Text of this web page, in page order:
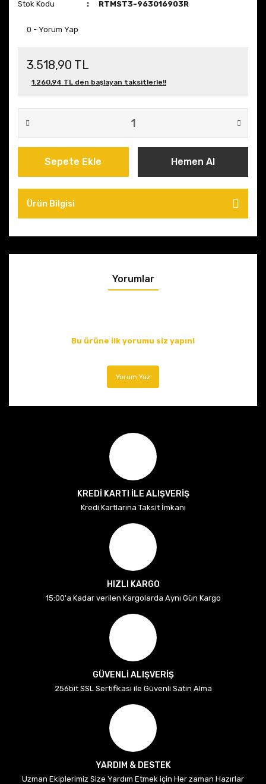
Stok Kodu
RTMST3-963016903R
0 - Yorum Yap
3.518,90 TL
1.260,94 TL den başlayan taksitlerle!!
Sepete Ekle Hemen Al
Ürün Bilgisi
Yorumlar
Bu ürüne ilk yorumu siz yapın!
Yorum Yaz
KREDİ KARTI İLE ALIŞVERİŞ
Kredi Kartlarına Taksit İmkanı
HIZLI KARGO
15:00'a Kadar verilen Kargolarda Aynı Gün Kargo
GÜVENLİ ALIŞVERİŞ
256bit SSL Sertifikası ile Güvenli Satın Alma
YARDIM & DESTEK
Uzman Ekiplerimiz Size Yardım Etmek için Her zaman Hazırlar